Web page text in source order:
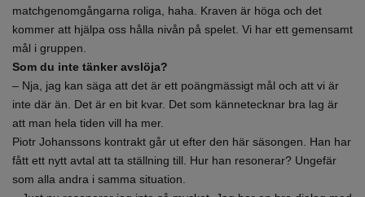
matchgenomgångarna roliga, haha. Kraven är höga och det
kommer att hjälpa oss hålla nivån på spelet. Vi har ett gemensamt
mål i gruppen.
Som du inte tänker avslöja?
– Nja, jag kan säga att det är ett poängmässigt mål och att vi är
inte där än. Det är en bit kvar. Det som kännetecknar bra lag är
att man hela tiden vill ha mer.
Piotr Johanssons kontrakt går ut efter den här säsongen. Han har
fått ett nytt avtal att ta ställning till. Hur han resonerar? Ungefär
som alla andra i samma situation.